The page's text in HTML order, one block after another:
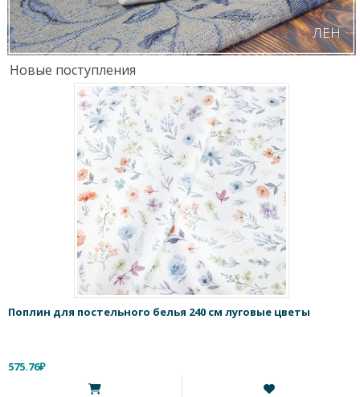
ЛЁН
Новые поступления
Поплин для постельного белья 240 см луговые цветы
575.76₽